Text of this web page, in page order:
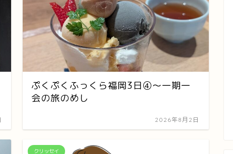
ぷくぷくふっくら福岡3日④～一期一
会の旅のめし
2026年8月2日
クリッセイ